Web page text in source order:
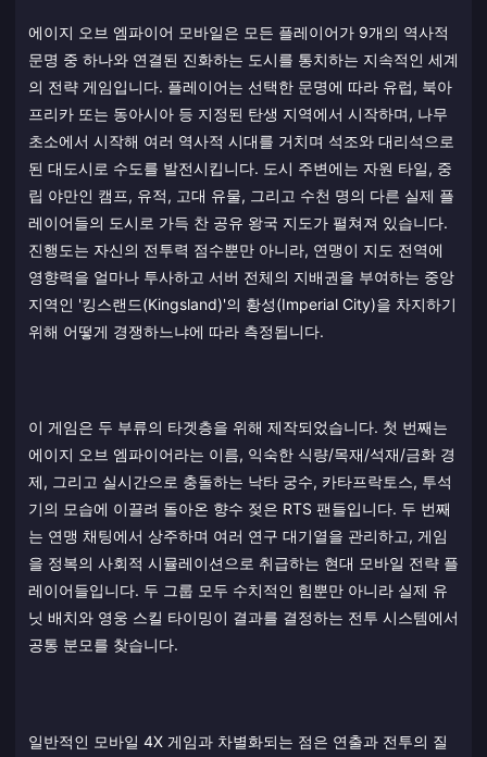
에이지 오브 엠파이어 모바일은 모든 플레이어가 9개의 역사적
문명 중 하나와 연결된 진화하는 도시를 통치하는 지속적인 세계
의 전략 게임입니다. 플레이어는 선택한 문명에 따라 유럽, 북아
프리카 또는 동아시아 등 지정된 탄생 지역에서 시작하며, 나무
초소에서 시작해 여러 역사적 시대를 거치며 석조와 대리석으로
된 대도시로 수도를 발전시킵니다. 도시 주변에는 자원 타일, 중
립 야만인 캠프, 유적, 고대 유물, 그리고 수천 명의 다른 실제 플
레이어들의 도시로 가득 찬 공유 왕국 지도가 펼쳐져 있습니다.
진행도는 자신의 전투력 점수뿐만 아니라, 연맹이 지도 전역에
영향력을 얼마나 투사하고 서버 전체의 지배권을 부여하는 중앙
지역인 '킹스랜드(Kingsland)'의 황성(Imperial City)을 차지하기
위해 어떻게 경쟁하느냐에 따라 측정됩니다.
이 게임은 두 부류의 타겟층을 위해 제작되었습니다. 첫 번째는
에이지 오브 엠파이어라는 이름, 익숙한 식량/목재/석재/금화 경
제, 그리고 실시간으로 충돌하는 낙타 궁수, 카타프락토스, 투석
기의 모습에 이끌려 돌아온 향수 젖은 RTS 팬들입니다. 두 번째
는 연맹 채팅에서 상주하며 여러 연구 대기열을 관리하고, 게임
을 정복의 사회적 시뮬레이션으로 취급하는 현대 모바일 전략 플
레이어들입니다. 두 그룹 모두 수치적인 힘뿐만 아니라 실제 유
닛 배치와 영웅 스킬 타이밍이 결과를 결정하는 전투 시스템에서
공통 분모를 찾습니다.
일반적인 모바일 4X 게임과 차별화되는 점은 연출과 전투의 질